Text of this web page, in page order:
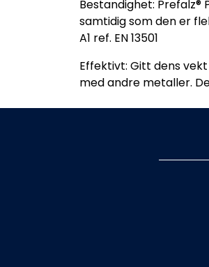
Bestandighet:
samtidig som den er
A1 ref. EN 13501
Effektivt: Gitt dens
med andre metaller.